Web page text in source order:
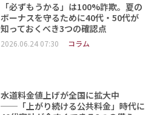
「必ずもうかる」は100%詐欺。夏の
ボーナスを守るために40代・50代が
知っておくべき3つの確認点
2026.06.24 07:30 コラム
水道料金値上げが全国に拡大中
──「上がり続ける公共料金」時代に